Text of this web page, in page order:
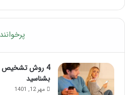
4 روش تشخیص
بشناسید
مهر 12, 1401